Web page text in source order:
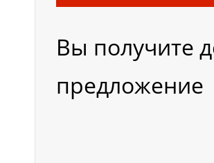
платформы
Вы получите
предложение